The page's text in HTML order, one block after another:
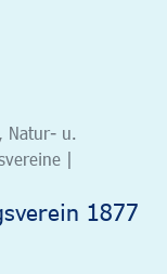
Natur- u.
|
1877